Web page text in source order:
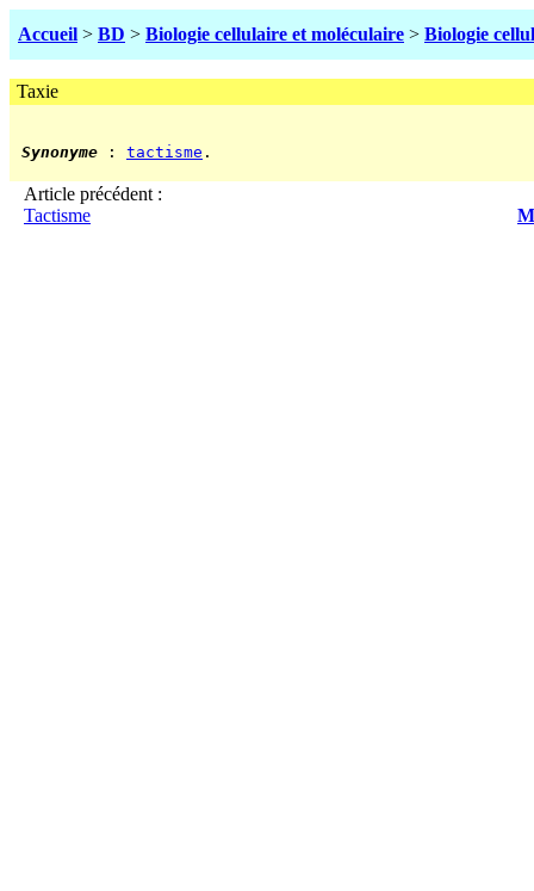
Accueil > BD > Biologie cellulaire et moléculaire > Biologie
Taxie
Synonyme : tactisme .
Article précédent :
Tactisme